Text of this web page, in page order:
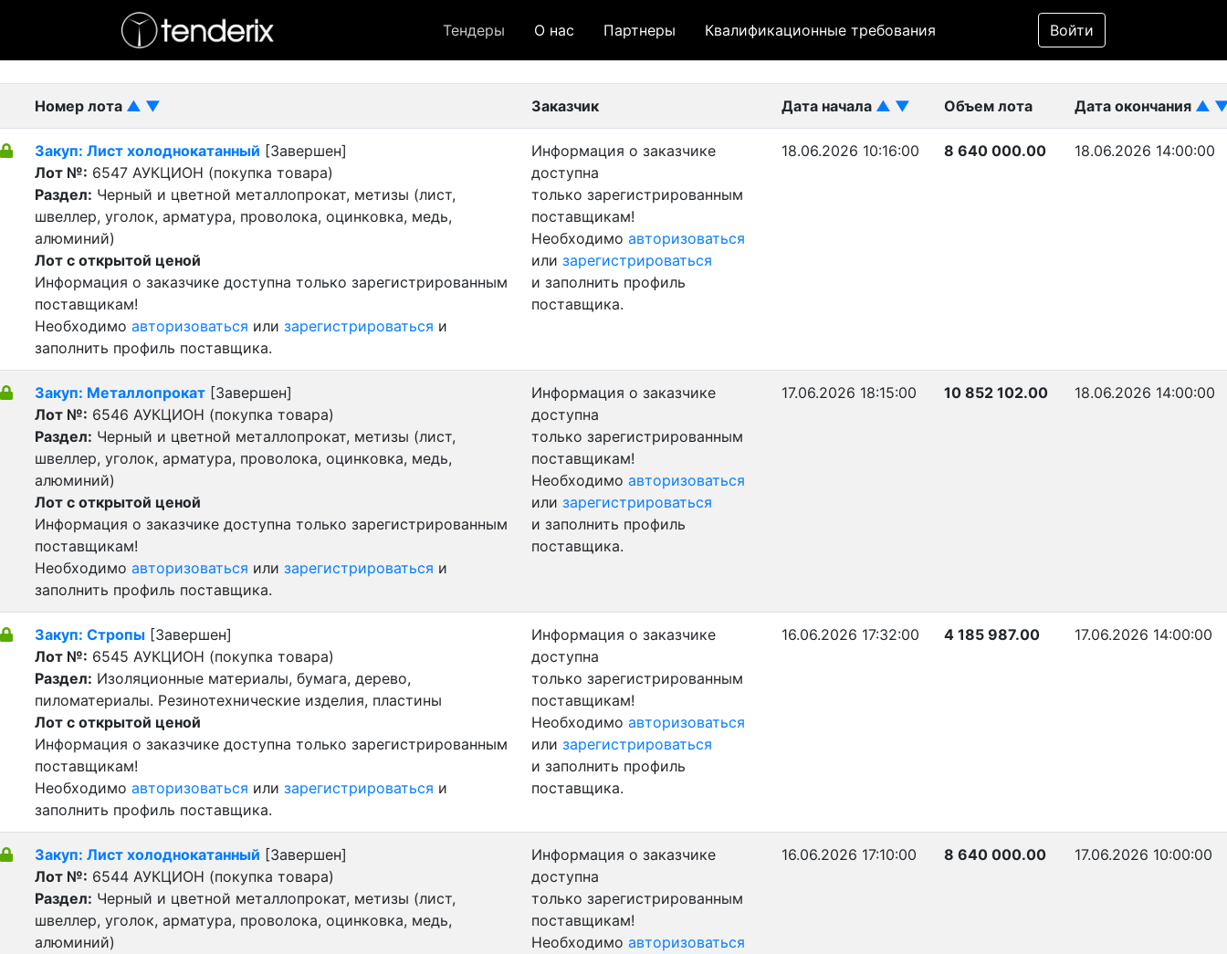
Тендеры О нас Партнеры Квалификационные требования Войти
Фильтр
- Завершенный лот
Номер лота ▲ ▼ Заказчик Дата начала ▲ ▼ Объем лота Дата окончания ▲
Закуп: Лист холоднокатанный [Завершен]
Лот №: 6547 АУКЦИОН (покупка товара)
Раздел: Черный и цветной металлопрокат, метизы (лист,
швеллер, уголок, арматура, проволока, оцинковка, медь,
алюминий)
Лот с открытой ценой
Информация о заказчике доступна только зарегистрированным
поставщикам!
Необходимо авторизоваться или зарегистрироваться и
заполнить профиль поставщика.
Информация о заказчике
доступна
только зарегистрированным
поставщикам!
Необходимо авторизоваться
или зарегистрироваться
и заполнить профиль
поставщика.
18.06.2026 10:16:00 8 640 000.00 18.06.2026 14:00:00
Закуп: Металлопрокат [Завершен]
Лот №: 6546 АУКЦИОН (покупка товара)
Раздел: Черный и цветной металлопрокат, метизы (лист,
швеллер, уголок, арматура, проволока, оцинковка, медь,
алюминий)
Лот с открытой ценой
Информация о заказчике доступна только зарегистрированным
поставщикам!
Необходимо авторизоваться или зарегистрироваться и
заполнить профиль поставщика.
Информация о заказчике
доступна
только зарегистрированным
поставщикам!
Необходимо авторизоваться
или зарегистрироваться
и заполнить профиль
поставщика.
17.06.2026 18:15:00 10 852 102.00 18.06.2026 14:00:00
Закуп: Стропы [Завершен]
Лот №: 6545 АУКЦИОН (покупка товара)
Раздел: Изоляционные материалы, бумага, дерево,
пиломатериалы. Резинотехнические изделия, пластины
Лот с открытой ценой
Информация о заказчике доступна только зарегистрированным
поставщикам!
Необходимо авторизоваться или зарегистрироваться и
заполнить профиль поставщика.
Информация о заказчике
доступна
только зарегистрированным
поставщикам!
Необходимо авторизоваться
или зарегистрироваться
и заполнить профиль
поставщика.
16.06.2026 17:32:00 4 185 987.00 17.06.2026 14:00:00
Закуп: Лист холоднокатанный [Завершен]
Лот №: 6544 АУКЦИОН (покупка товара)
Раздел: Черный и цветной металлопрокат, метизы (лист,
швеллер, уголок, арматура, проволока, оцинковка, медь,
алюминий)
Информация о заказчике
доступна
только зарегистрированным
поставщикам!
Необходимо авторизоваться
16.06.2026 17:10:00 8 640 000.00 17.06.2026 10:00:00